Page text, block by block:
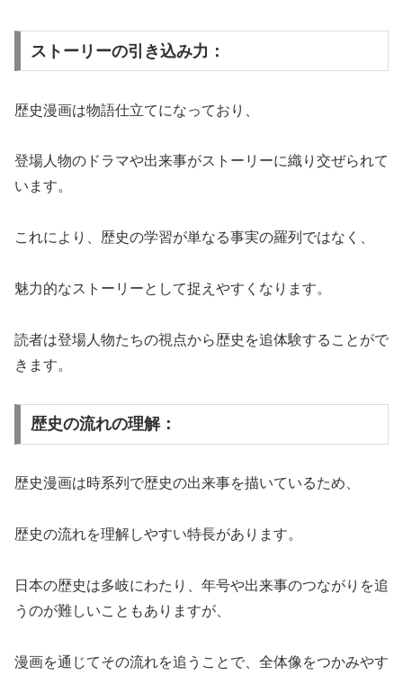
ストーリーの引き込み力：
歴史漫画は物語仕立てになっており、
登場人物のドラマや出来事がストーリーに織り交ぜられて
います。
これにより、歴史の学習が単なる事実の羅列ではなく、
魅力的なストーリーとして捉えやすくなります。
読者は登場人物たちの視点から歴史を追体験することがで
きます。
歴史の流れの理解：
歴史漫画は時系列で歴史の出来事を描いているため、
歴史の流れを理解しやすい特長があります。
日本の歴史は多岐にわたり、年号や出来事のつながりを追
うのが難しいこともありますが、
漫画を通じてその流れを追うことで、全体像をつかみやす